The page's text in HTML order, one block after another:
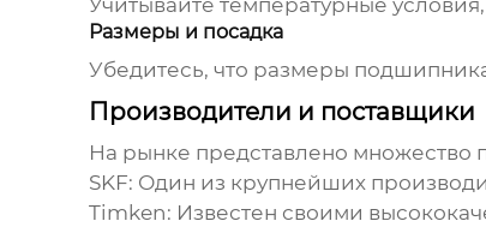
Учитывайте температурные
Размеры и посадка
Убедитесь, что размеры
Производители и поставщики
На рынке представлено множество
SKF: Один из крупнейших
Timken: Известен своими